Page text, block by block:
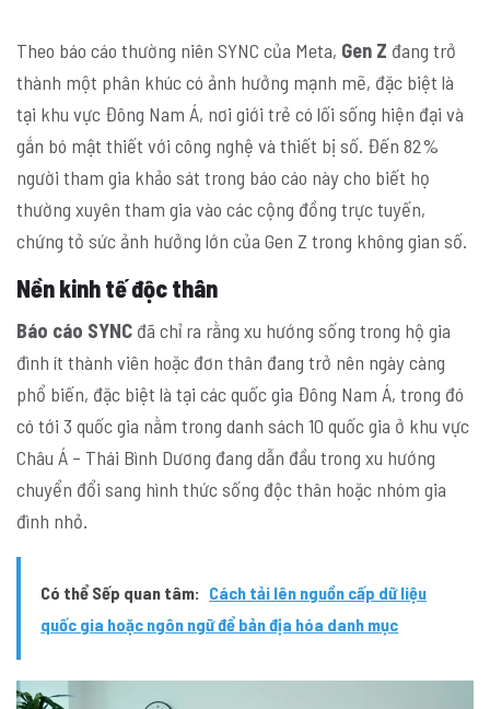
Theo báo cáo thường niên SYNC của Meta, Gen Z đang trở
thành một phân khúc có ảnh hưởng mạnh mẽ, đặc biệt là
tại khu vực Đông Nam Á, nơi giới trẻ có lối sống hiện đại và
gắn bó mật thiết với công nghệ và thiết bị số. Đến 82%
người tham gia khảo sát trong báo cáo này cho biết họ
thường xuyên tham gia vào các cộng đồng trực tuyến,
chứng tỏ sức ảnh hưởng lớn của Gen Z trong không gian số.
Nền kinh tế độc thân
Báo cáo SYNC đã chỉ ra rằng xu hướng sống trong hộ gia
đình ít thành viên hoặc đơn thân đang trở nên ngày càng
phổ biến, đặc biệt là tại các quốc gia Đông Nam Á, trong đó
có tới 3 quốc gia nằm trong danh sách 10 quốc gia ở khu vực
Châu Á – Thái Bình Dương đang dẫn đầu trong xu hướng
chuyển đổi sang hình thức sống độc thân hoặc nhóm gia
đình nhỏ.
Có thể Sếp quan tâm: Cách tải lên nguồn cấp dữ liệu
quốc gia hoặc ngôn ngữ để bản địa hóa danh mục